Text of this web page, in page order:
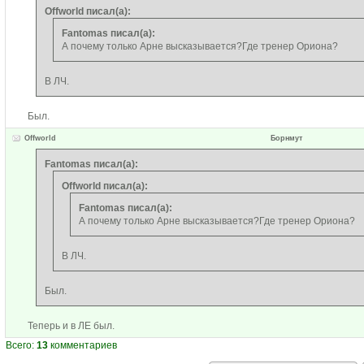
Offworld писал(а):
Fantomas писал(а):
А почему только Арне высказывается?Где тренер Ориона?
В ЛЧ.
Был.
Offworld Борнмут
Fantomas писал(а):
Offworld писал(а):
Fantomas писал(а):
А почему только Арне высказывается?Где тренер Ориона?
В ЛЧ.
Был.
Теперь и в ЛЕ был.
Всего: 13 комментариев